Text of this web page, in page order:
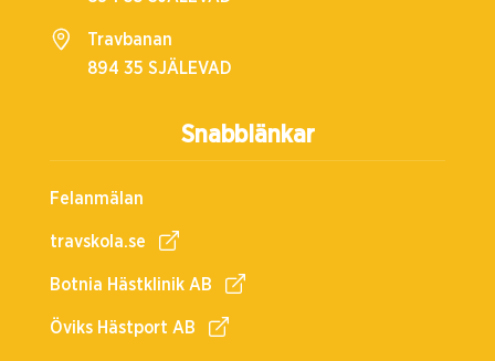
Snabblänkar
Felanmälan
travskola.se
Botnia Hästklinik AB
Öviks Hästport AB
Travbanan
894 35 SJÄLEVAD